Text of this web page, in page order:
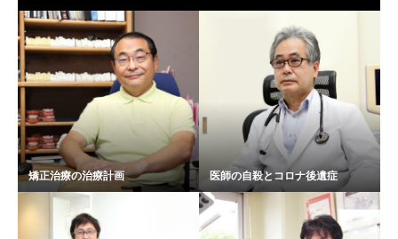
矯正治療の治療計画 医師の自殺とコロナ後遺症